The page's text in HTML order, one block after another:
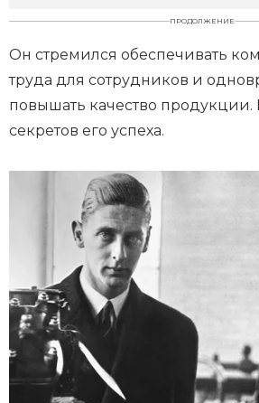
ПРОДОЛЖЕНИЕ
Он стремился обеспечивать
труда для сотрудников и
повышать качество продукции.
секретов его успеха.